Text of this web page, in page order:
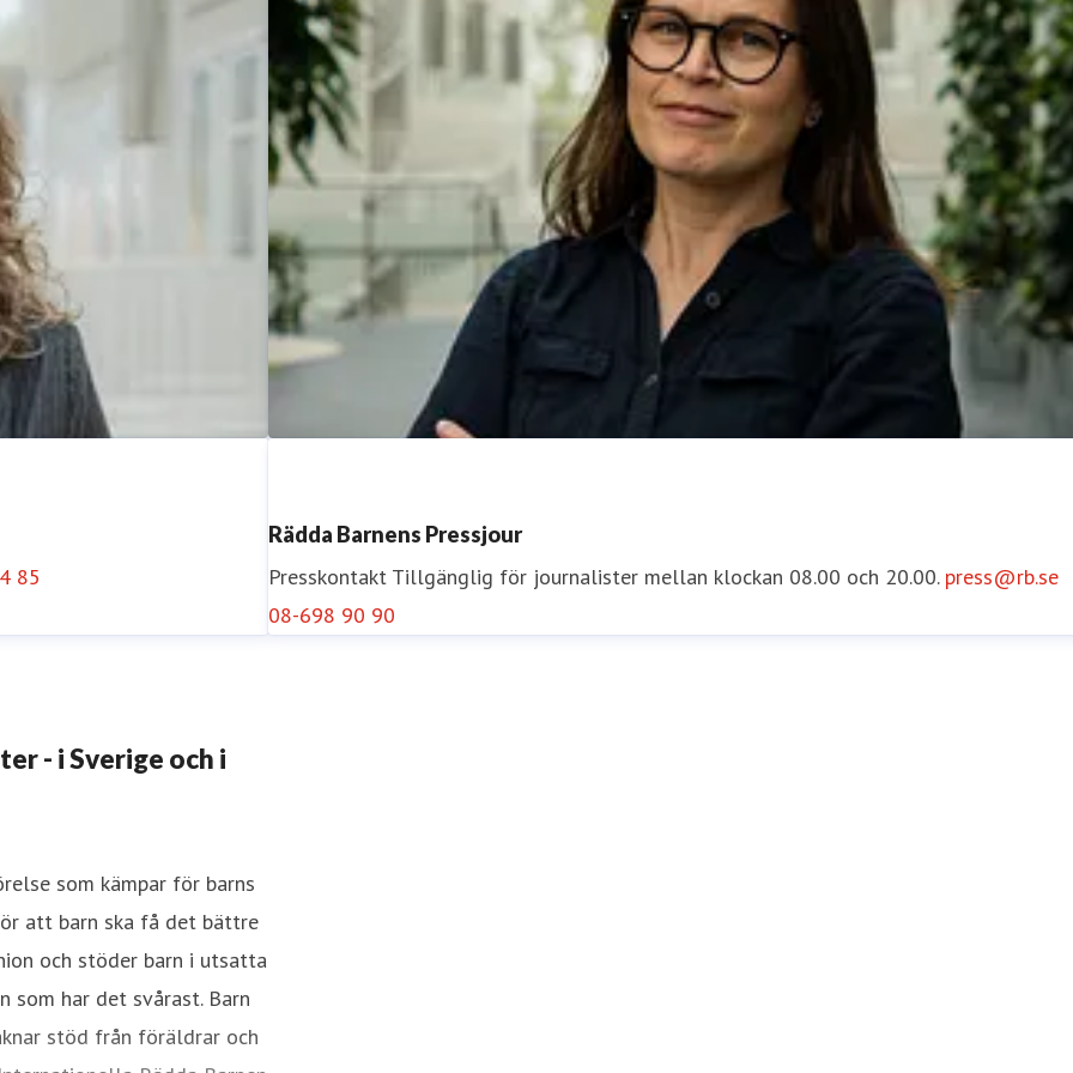
0723-57 67 56
85
Rädda Barnens Pressjour
Presskontakt Tillgänglig för journalister mellan klockan 08.00 och 20.00. press@rb.se
08-698 90 90
- i Sverige och i
som kämpar för barns
att barn ska få det bättre
och stöder barn i utsatta
som har det svårast. Barn
stöd från föräldrar och